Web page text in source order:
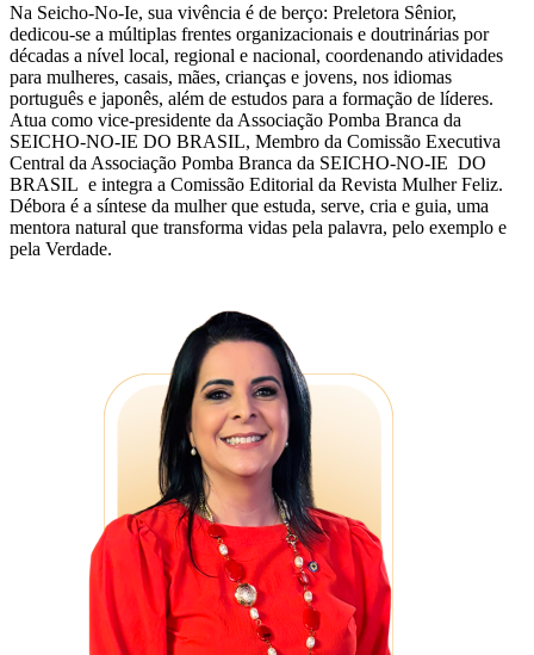
Na Seicho-No-Ie, sua vivência é de berço: Preletora Sênior,
dedicou-se a múltiplas frentes organizacionais e doutrinárias por
décadas a nível local, regional e nacional, coordenando atividades
para mulheres, casais, mães, crianças e jovens, nos idiomas
português e japonês, além de estudos para a formação de líderes.
Atua como vice-presidente da Associação Pomba Branca da
SEICHO-NO-IE DO BRASIL, Membro da Comissão Executiva
Central da Associação Pomba Branca da SEICHO-NO-IE DO
BRASIL e integra a Comissão Editorial da Revista Mulher Feliz.
Débora é a síntese da mulher que estuda, serve, cria e guia, uma
mentora natural que transforma vidas pela palavra, pelo exemplo e
pela Verdade.